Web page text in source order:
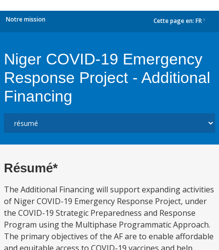
Notre mission Cette page en: FR
Niger COVID-19 Emergency
Response Project - Additional
Financing
Résumé*
The Additional Financing will support expanding activities
of Niger COVID-19 Emergency Response Project, under
the COVID-19 Strategic Preparedness and Response
Program using the Multiphase Programmatic Approach.
The primary objectives of the AF are to enable affordable